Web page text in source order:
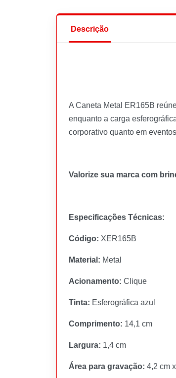
Descrição
A Caneta Metal ER165B
enquanto a carga
corporativo quanto em
Valorize sua marca com
Especificações Técnicas:
Código: XER165B
Material: Metal
Acionamento: Clique
Tinta: Esferográfica azul
Comprimento: 14,1 cm
Largura: 1,4 cm
Área para gravação: 4,2 cm